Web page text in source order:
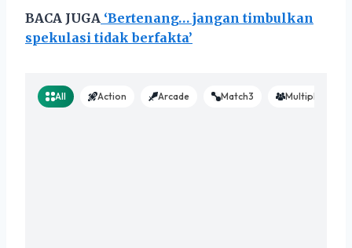
BACA JUGA ‘Bertenang… jangan timbulkan
spekulasi tidak berfakta’